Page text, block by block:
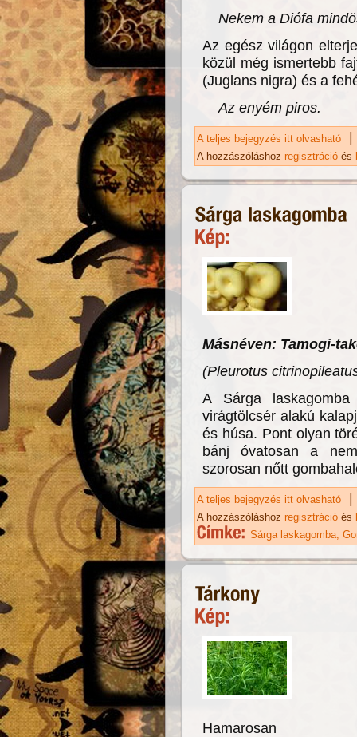
Nekem a Diófa
Az egész világon
közül még ismertebb
(Juglans nigra) és a
Az enyém piros.
A teljes bejegyzés itt olvasható |
A hozzászóláshoz regisztráció és
Másnéven: Tamogi-
(Pleurotus
A Sárga laskagomba
virágtölcsér alakú
és húsa. Pont olyan
bánj óvatosan a
szorosan nőtt
A teljes bejegyzés itt olvasható |
A hozzászóláshoz regisztráció és
Sárga laskagomba
Hamarosan